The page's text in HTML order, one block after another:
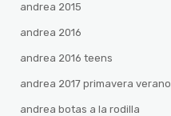
andrea 2015
andrea 2016
andrea 2016 teens
andrea 2017 primavera verano
andrea botas a la rodilla